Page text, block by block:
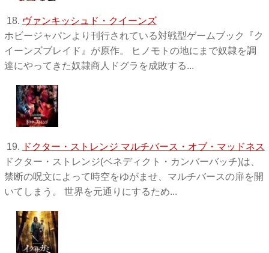
18. ヴァンキッシュド・クイーンズ
ホビージャパンより刊行されている対戦型ゲームブック『ク
イーンズブレイド』が原作。 ヒノモトの地にまで奴隷を調
達にやってきた奴隷商人ドグラを成敗する...
19. ドクター・ストレンジ マルチバース・オブ・マッドネス
ドクター・ストレンジ(ベネディクト・カンバーバッチ)は、
禁断の呪文によって時空をゆがませ、マルチバースの扉を開
いてしまう。 世界を元通りにするため...